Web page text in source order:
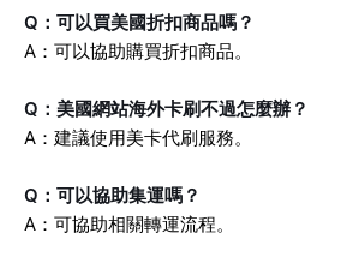
Q：可以買美國折扣商品嗎？
A：可以協助購買折扣商品。
Q：美國網站海外卡刷不過怎麼辦？
A：建議使用美卡代刷服務。
Q：可以協助集運嗎？
A：可協助相關轉運流程。